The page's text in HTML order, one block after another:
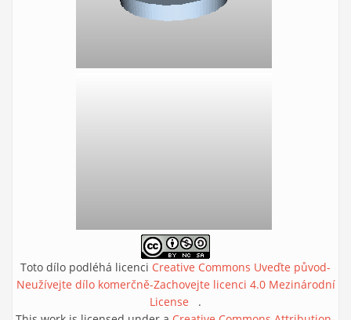
Toto dílo podléhá licenci Creative Commons Uveďte původ-
Neužívejte dílo komerčně-Zachovejte licenci 4.0 Mezinárodní
License (link is external)
.